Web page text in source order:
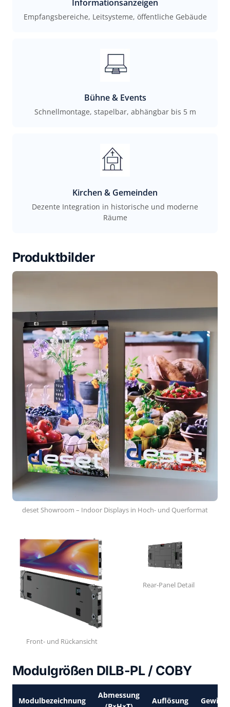
Informationsanzeigen
Empfangsbereiche, Leitsysteme, öffentliche Gebäude
Bühne & Events
Schnellmontage, stapelbar, abhängbar bis 5 m
Kirchen & Gemeinden
Dezente Integration in historische und moderne
Räume
Produktbilder
deset Showroom – Indoor Displays in Hoch- und Querformat
Front- und Rückansicht
Rear-Panel Detail
Modulgrößen DILB-PL / COBY
Modulbezeichnung
Abmessung
Auflösung Gewicht